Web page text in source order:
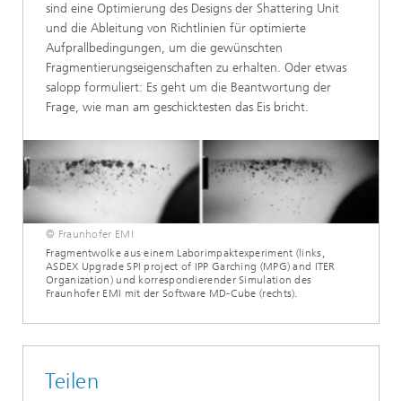
sind eine Optimierung des Designs der Shattering Unit
und die Ableitung von Richtlinien für optimierte
Aufprallbedingungen, um die gewünschten
Fragmentierungseigenschaften zu erhalten. Oder etwas
salopp formuliert: Es geht um die Beantwortung der
Frage, wie man am geschicktesten das Eis bricht.
© Fraunhofer EMI
Fragmentwolke aus einem Laborimpaktexperiment (links,
ASDEX Upgrade SPI project of IPP Garching (MPG) and ITER
Organization) und korrespondierender Simulation des
Fraunhofer EMI mit der Software MD-Cube (rechts).
Teilen